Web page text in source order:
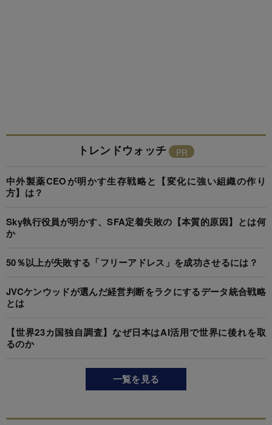
トレンドウォッチ
中外製薬CEOが明かす生存戦略と【変化に強い組織の作り
方】は？
Sky執行役員が明かす、SFA定着失敗の【本質的原因】とは何
か
50％以上が失敗する「フリーアドレス」を成功させるには？
JVCケンウッドが選んだ経営判断をラクにするデータ統合戦略
とは
【世界23カ国独自調査】なぜ日本はAI活用で世界に後れを取
るのか
一覧を見る